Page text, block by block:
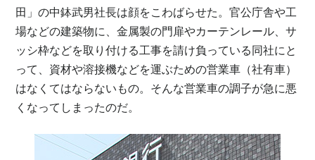
田」の中鉢武男社長は顔をこわばらせた。官公庁舎や工
場などの建築物に、金属製の門扉やカーテンレール、サ
ッシ枠などを取り付ける工事を請け負っている同社にと
って、資材や溶接機などを運ぶための営業車（社有車）
はなくてはならないもの。そんな営業車の調子が急に悪
くなってしまったのだ。